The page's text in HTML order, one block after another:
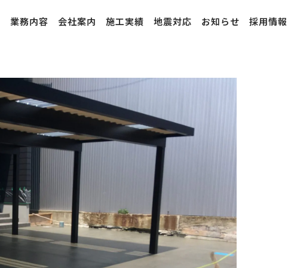
業務内容 会社案内 施工実績 地震対応 お知らせ 採用情報